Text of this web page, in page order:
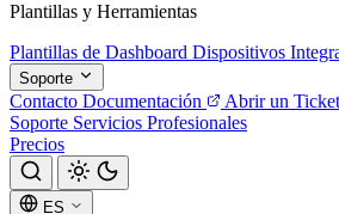
Plantillas y Herramientas
Plantillas de Dashboard Dispositivos
Soporte
Contacto Documentación Abrir un Ticket
Soporte Servicios Profesionales
Precios
ES